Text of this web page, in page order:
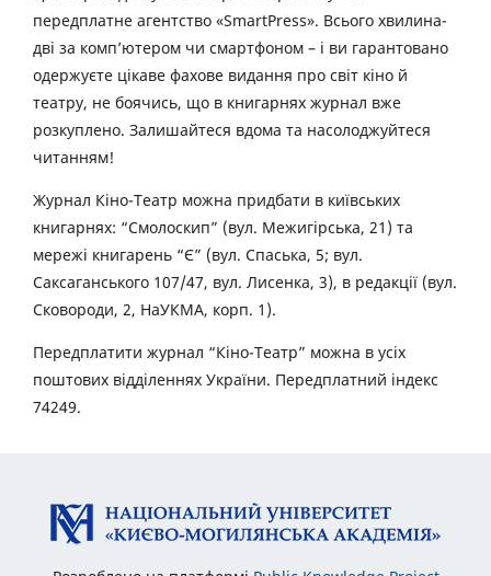
передплатне агентство «SmartPress». Всього хвилина-
дві за комп’ютером чи смартфоном – і ви гарантовано
одержуєте цікаве фахове видання про світ кіно й
театру, не боячись, що в книгарнях журнал вже
розкуплено. Залишайтеся вдома та насолоджуйтеся
читанням!
Журнал Кіно-Театр можна придбати в київських
книгарнях: “Смолоскип” (вул. Межигірська, 21) та
мережі книгарень “Є” (вул. Спаська, 5; вул.
Саксаганського 107/47, вул. Лисенка, 3), в редакції (вул.
Сковороди, 2, НаУКМА, корп. 1).
Передплатити журнал “Кіно-Театр” можна в усіх
поштових відділеннях України. Передплатний індекс
74249.